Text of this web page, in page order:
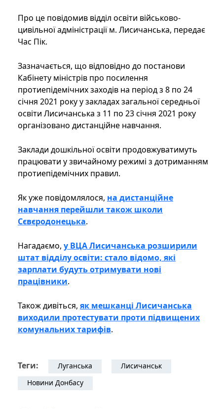
Про це повідомив відділ освіти військово-
цивільної адміністрації м. Лисичанська, передає
Час Пік.
Зазначається, що відповідно до постанови
Кабінету міністрів про посилення
протиепідемічних заходів на період з 8 по 24
січня 2021 року у закладах загальної середньої
освіти Лисичанська з 11 по 23 січня 2021 року
організовано дистанційне навчання.
Заклади дошкільної освіти продовжуватимуть
працювати у звичайному режимі з дотриманням
протиепідемічних правил.
Як уже повідомлялося, на дистанційне
навчання перейшли також школи
Сєвєродонецька.
Нагадаємо, у ВЦА Лисичанська розширили
штат відділу освіти: стало відомо, які
зарплати будуть отримувати нові
працівники.
Також дивіться, як мешканці Лисичанська
виходили протестувати проти підвищених
комунальних тарифів.
Теги: Луганська
Лисичанськ
Новини Донбасу